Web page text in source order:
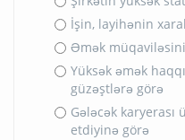
İşin, layihənin
Əmək
Yüksək əmək
güzəştlərə görə
Gələcək karyerası
etdiyinə görə